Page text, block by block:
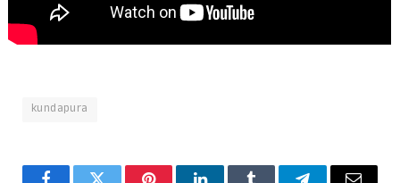
kundapura